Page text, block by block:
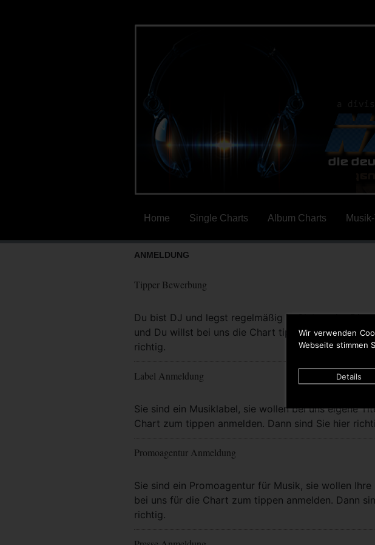
Wir verwenden
Webseite stimmen
Details
Home Single Charts Album Charts
ANMELDUNG
Tipper Bewerbung
Du bist DJ und legst regelmäßig in Clubs oder
und Du willst bei uns die Chart tippen. Dann bist Du
richtig.
Mehr Info
Label Anmeldung
Sie sind ein Musiklabel, sie wollen bei uns eigene
Chart zum tippen anmelden. Dann sind Sie hier
Mehr Info
Promoagentur Anmeldung
Sie sind ein Promoagentur für Musik, sie wollen
bei uns für die Chart zum tippen anmelden. Dann
richtig.
Mehr Info